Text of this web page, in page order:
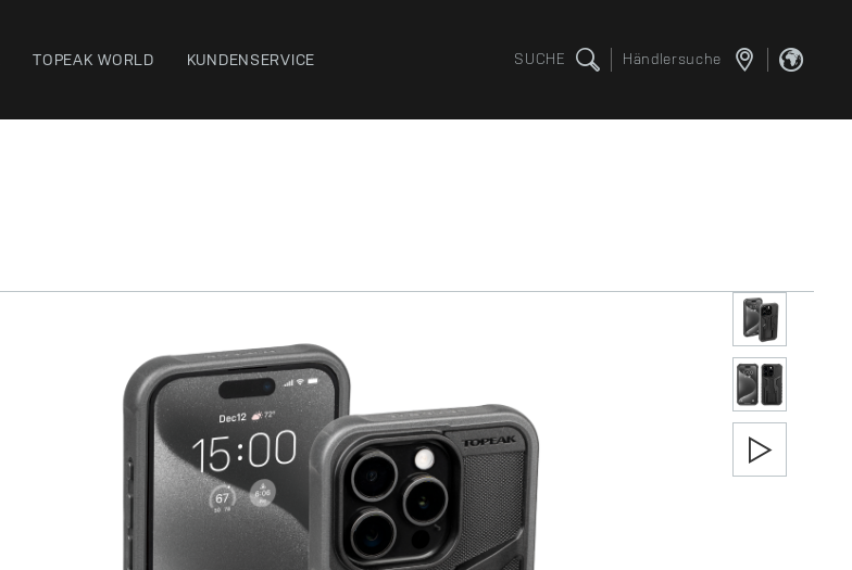
TOPEAK WORLD KUNDENSERVICE SUCHE Händlersuche